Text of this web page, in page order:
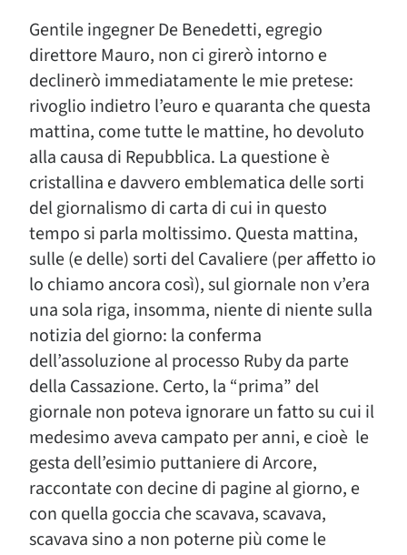
Gentile ingegner De Benedetti, egregio
direttore Mauro, non ci girerò intorno e
declinerò immediatamente le mie pretese:
rivoglio indietro l’euro e quaranta che questa
mattina, come tutte le mattine, ho devoluto
alla causa di Repubblica. La questione è
cristallina e davvero emblematica delle sorti
del giornalismo di carta di cui in questo
tempo si parla moltissimo. Questa mattina,
sulle (e delle) sorti del Cavaliere (per affetto io
lo chiamo ancora così), sul giornale non v’era
una sola riga, insomma, niente di niente sulla
notizia del giorno: la conferma
dell’assoluzione al processo Ruby da parte
della Cassazione. Certo, la “prima” del
giornale non poteva ignorare un fatto su cui il
medesimo aveva campato per anni, e cioè le
gesta dell’esimio puttaniere di Arcore,
raccontate con decine di pagine al giorno, e
con quella goccia che scavava, scavava,
scavava sino a non poterne più come le